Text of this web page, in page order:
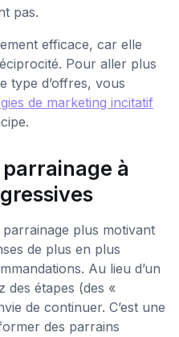
pas.
efficace, car elle
Pour aller plus
type d’offres, vous
de marketing incitatif
à
plus motivant
de plus en plus
Au lieu d’un
des étapes (des «
de continuer. C’est une
des parrains